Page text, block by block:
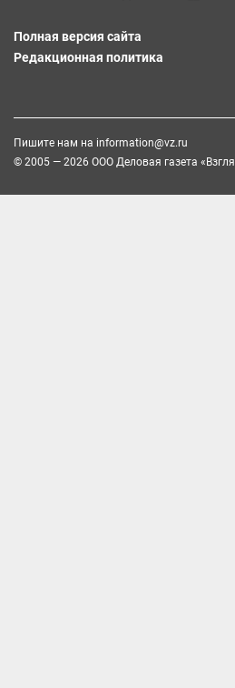
Полная версия сайта
Редакционная политика
Пишите нам на information@vz.ru
© 2005 — 2026 ООО Деловая газета